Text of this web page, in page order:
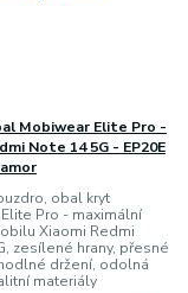
Mobiwear Elite Pro -
Note 14 5G - EP20E
obal kryt
Pro - maximální
Xiaomi Redmi
zesílené hrany, přesné
držení, odolná
materiály